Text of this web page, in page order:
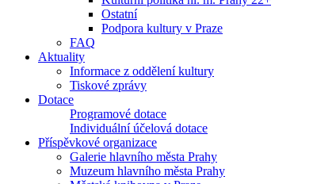
Ostatní
Podpora kultury v Praze
FAQ
Aktuality
Informace z oddělení kultury
Tiskové zprávy
Dotace
Programové dotace
Individuální účelová dotace
Příspěvkové organizace
Galerie hlavního města Prahy
Muzeum hlavního města Prahy